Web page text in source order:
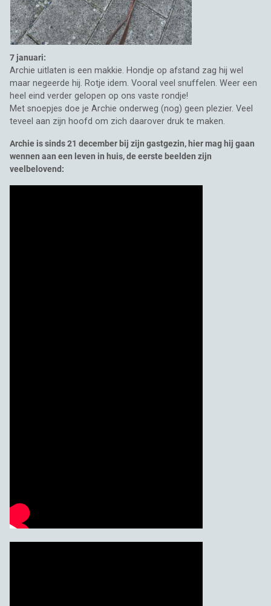
7 januari:
Archie uitlaten is een makkie. Hondje op afstand zag hij wel
maar negeerde hij. Rotje idem. Vooral veel snuffelen. Weer een
heel eind verder gelopen op ons vaste rondje!
Met snoepjes doe je Archie onderweg (nog) geen plezier. Veel
teveel aan zijn hoofd om zich daarover druk te maken.
Archie is sinds 21 december bij zijn gastgezin, hier mag hij gaan
wennen aan een leven in huis, de eerste beelden zijn
veelbelovend: